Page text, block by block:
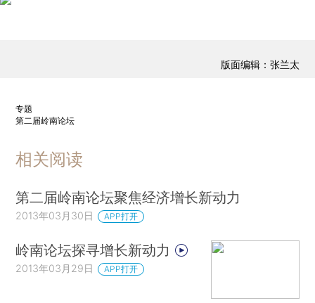
版面编辑：张兰太
专题
第二届岭南论坛
相关阅读
第二届岭南论坛聚焦经济增长新动力
2013年03月30日 APP打开
岭南论坛探寻增长新动力
2013年03月29日 APP打开